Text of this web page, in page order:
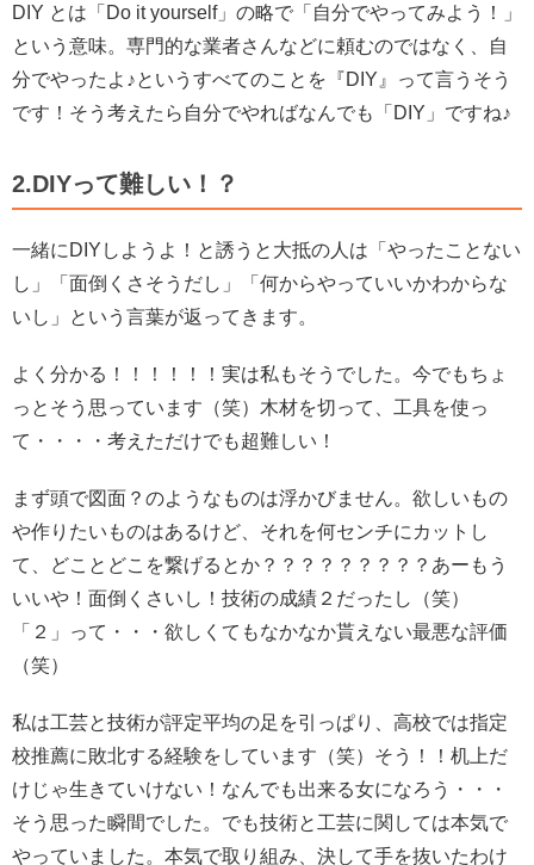
DIY とは「Do it yourself」の略で「自分でやってみよう！」
という意味。 専門的な業者さんなどに頼むのではなく、自
分でやったよ♪というすべてのことを『DIY』って言うそう
です！ そう考えたら自分でやればなんでも「DIY」ですね♪
2.DIYって難しい！？
一緒にDIYしようよ！と誘うと大抵の人は「やったことない
し」「面倒くさそうだし」「何からやっていいかわからな
いし」という言葉が返ってきます。
よく分かる！！！！！！実は私もそうでした。今でもちょ
っとそう思っています（笑） 木材を切って、工具を使っ
て・・・・考えただけでも超難しい！
まず頭で図面？のようなものは浮かびません。欲しいもの
や作りたいものはあるけど、それを何センチにカットし
て、どことどこを繋げるとか？？？？？？？？？ あーもう
いいや！面倒くさいし！技術の成績２だったし（笑）
「２」って・・・欲しくてもなかなか貰えない最悪な評価
（笑）
私は工芸と技術が評定平均の足を引っぱり、高校では指定
校推薦に敗北する経験をしています（笑）そう！！机上だ
けじゃ生きていけない！なんでも出来る女になろう・・・
そう思った瞬間でした。でも技術と工芸に関しては本気で
やっていました。本気で取り組み、決して手を抜いたわけ